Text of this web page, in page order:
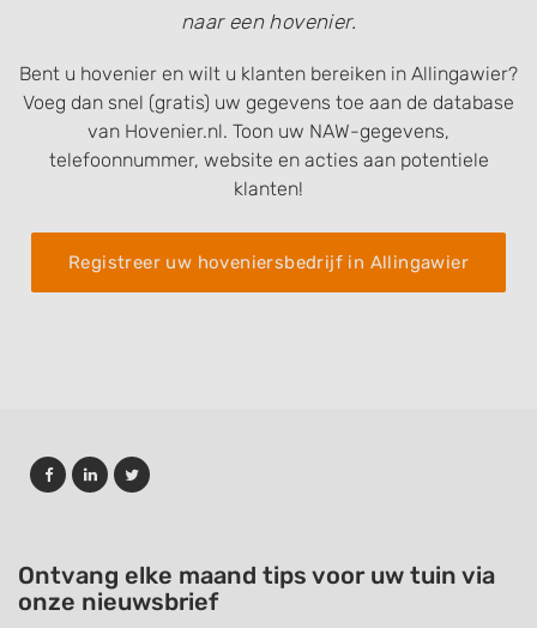
naar een hovenier.
Bent u hovenier en wilt u klanten bereiken in Allingawier?
Voeg dan snel (gratis) uw gegevens toe aan de database
van Hovenier.nl. Toon uw NAW-gegevens,
telefoonnummer, website en acties aan potentiele
klanten!
Registreer uw hoveniersbedrijf in Allingawier
Ontvang elke maand tips voor uw tuin via
onze nieuwsbrief